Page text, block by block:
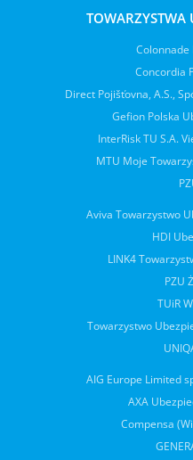
TOWARZYSTWA
Colonnade
Concordia
Direct Pojišťovna, A.S.,
Gefion Polska
InterRisk TU S.A.
MTU Moje
Aviva Towarzystwo
HDI
LINK4
PZU
TUiR
Towarzystwo
AIG Europe Limited
AXA
Compensa